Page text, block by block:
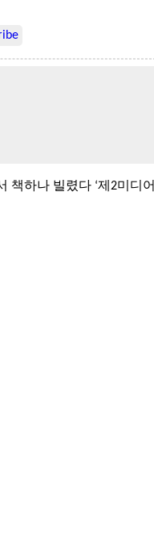
책하나 빌렸다 ‘제2미디어